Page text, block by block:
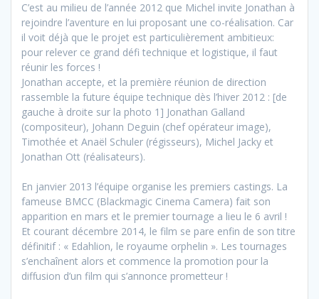
C’est au milieu de l’année 2012 que Michel invite Jonathan à
rejoindre l’aventure en lui proposant une co-réalisation. Car
il voit déjà que le projet est particulièrement ambitieux:
pour relever ce grand défi technique et logistique, il faut
réunir les forces !
Jonathan accepte, et la première réunion de direction
rassemble la future équipe technique dès l’hiver 2012 : [de
gauche à droite sur la photo 1] Jonathan Galland
(compositeur), Johann Deguin (chef opérateur image),
Timothée et Anaël Schuler (régisseurs), Michel Jacky et
Jonathan Ott (réalisateurs).
En janvier 2013 l’équipe organise les premiers castings. La
fameuse BMCC (Blackmagic Cinema Camera) fait son
apparition en mars et le premier tournage a lieu le 6 avril !
Et courant décembre 2014, le film se pare enfin de son titre
définitif : « Edahlion, le royaume orphelin ». Les tournages
s’enchaînent alors et commence la promotion pour la
diffusion d’un film qui s’annonce prometteur !